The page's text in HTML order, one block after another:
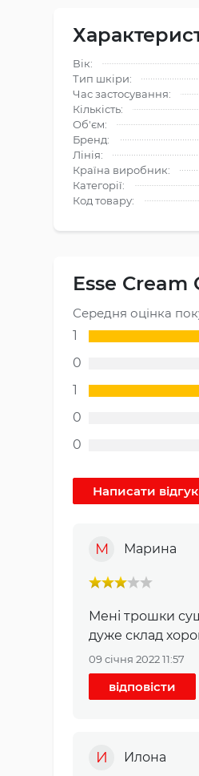
Вік:
Тип шкіри:
Час застосування:
Кількість:
Об'єм:
Бренд:
Лінія:
Країна виробник:
Категорії:
Код товару:
Esse Cream
Середня оцінка
1
0
1
0
0
М Марина
Мені трошки
дуже склад
09 січня 2022 11:57
відповісти
И Илона